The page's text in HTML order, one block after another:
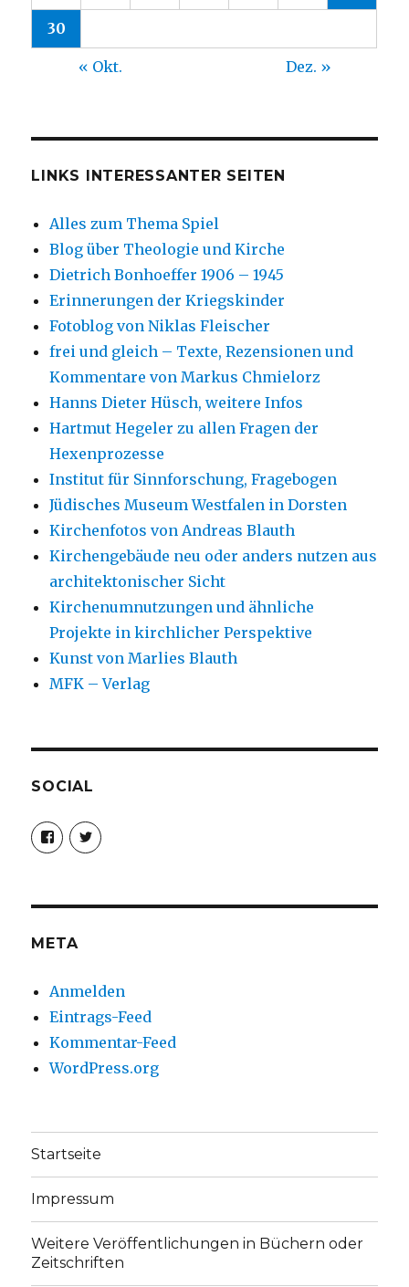
30
« Okt. Dez. »
LINKS INTERESSANTER SEITEN
Alles zum Thema Spiel
Blog über Theologie und Kirche
Dietrich Bonhoeffer 1906 – 1945
Erinnerungen der Kriegskinder
Fotoblog von Niklas Fleischer
frei und gleich – Texte, Rezensionen und
Kommentare von Markus Chmielorz
Hanns Dieter Hüsch, weitere Infos
Hartmut Hegeler zu allen Fragen der
Hexenprozesse
Institut für Sinnforschung, Fragebogen
Jüdisches Museum Westfalen in Dorsten
Kirchenfotos von Andreas Blauth
Kirchengebäude neu oder anders nutzen aus
architektonischer Sicht
Kirchenumnutzungen und ähnliche
Projekte in kirchlicher Perspektive
Kunst von Marlies Blauth
MFK – Verlag
SOCIAL
Profil
von
christoph.fleischer1
anzeigen
Profil
von
anzeigen
META
Anmelden
Eintrags-Feed
Kommentar-Feed
WordPress.org
Startseite
Impressum
Weitere Veröffentlichungen in Büchern oder
Zeitschriften